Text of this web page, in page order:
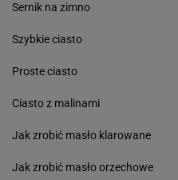
Sernik na zimno
Szybkie ciasto
Proste ciasto
Ciasto z malinami
Jak zrobić masło klarowane
Jak zrobić masło orzechowe